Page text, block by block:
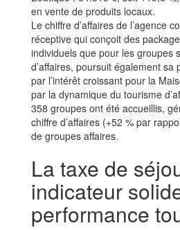
en vente de produits locaux.
Le chiffre d’affaires de l’agence
réceptive qui conçoit des
individuels que pour les groupes
d’affaires, poursuit également sa
par l’intérêt croissant pour la
par la dynamique du tourisme
358 groupes ont été accueillis,
chiffre d’affaires (+52 % par
de groupes affaires.
La taxe de
indicateur
performance